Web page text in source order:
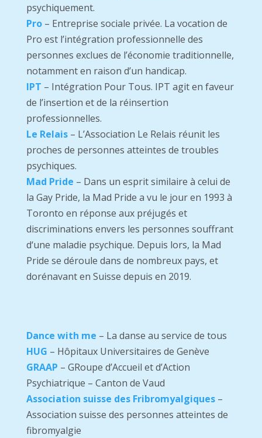
psychiquement.
Pro– Entreprise sociale privée. La vocation de
Pro est l’intégration professionnelle des
personnes exclues de l’économie traditionnelle,
notamment en raison d’un handicap.
IPT – Intégration Pour Tous. IPT agit en faveur
de l’insertion et de la réinsertion
professionnelles.
Le Relais– L’Association Le Relais réunit les
proches de personnes atteintes de troubles
psychiques.
Mad Pride – Dans un esprit similaire à celui de
la Gay Pride, la Mad Pride a vu le jour en 1993 à
Toronto en réponse aux préjugés et
discriminations envers les personnes souffrant
d‘une maladie psychique. Depuis lors, la Mad
Pride se déroule dans de nombreux pays, et
dorénavant en Suisse depuis en 2019.
Dance with me – La danse au service de tous
HUG – Hôpitaux Universitaires de Genève
GRAAP – GRoupe d’Accueil et d’Action
Psychiatrique – Canton de Vaud
Association suisse des Fribromyalgiques–
Association suisse des personnes atteintes de
fibromyalgie